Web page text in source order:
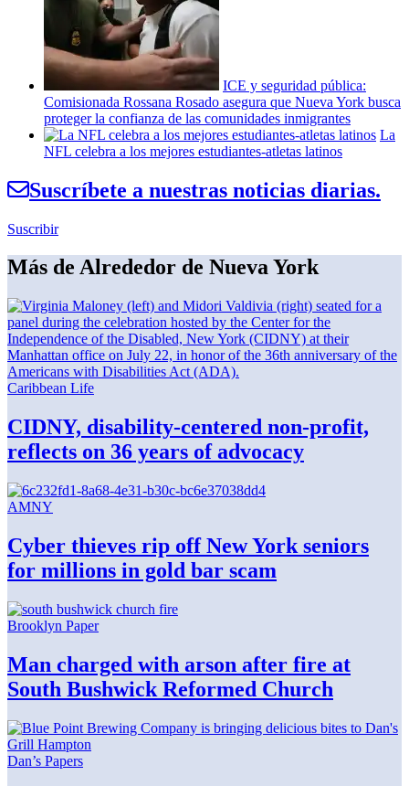
ICE y seguridad pública:
Comisionada Rossana Rosado asegura que Nueva York busca
proteger la confianza de las comunidades inmigrantes
La
NFL celebra a los mejores estudiantes-atletas latinos
Suscríbete a nuestras noticias diarias.
Suscribir
Más de Alrededor de Nueva York
Caribbean Life
CIDNY, disability-centered non-profit,
reflects on 36 years of advocacy
AMNY
Cyber thieves rip off New York seniors
for millions in gold bar scam
Brooklyn Paper
Man charged with arson after fire at
South Bushwick Reformed Church
Dan’s Papers